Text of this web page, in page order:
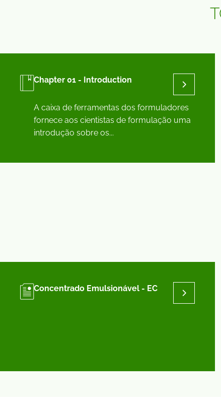
Chapter 01 - Introduction
A caixa de ferramentas dos formuladores
fornece aos cientistas de formulação uma
introdução sobre os...
Concentrado Emulsionável - EC